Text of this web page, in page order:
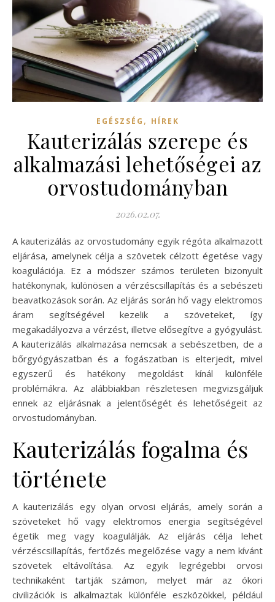
EGÉSZSÉG , HÍREK
Kauterizálás szerepe és
alkalmazási lehetőségei az
orvostudományban
2026.02.07.
A kauterizálás az orvostudomány egyik régóta alkalmazott
eljárása, amelynek célja a szövetek célzott égetése vagy
koagulációja. Ez a módszer számos területen bizonyult
hatékonynak, különösen a vérzéscsillapítás és a sebészeti
beavatkozások során. Az eljárás során hő vagy elektromos
áram segítségével kezelik a szöveteket, így
megakadályozva a vérzést, illetve elősegítve a gyógyulást.
A kauterizálás alkalmazása nemcsak a sebészetben, de a
bőrgyógyászatban és a fogászatban is elterjedt, mivel
egyszerű és hatékony megoldást kínál különféle
problémákra. Az alábbiakban részletesen megvizsgáljuk
ennek az eljárásnak a jelentőségét és lehetőségeit az
orvostudományban.
Kauterizálás fogalma és
története
A kauterizálás egy olyan orvosi eljárás, amely során a
szöveteket hő vagy elektromos energia segítségével
égetik meg vagy koagulálják. Az eljárás célja lehet
vérzéscsillapítás, fertőzés megelőzése vagy a nem kívánt
szövetek eltávolítása. Az egyik legrégebbi orvosi
technikaként tartják számon, melyet már az ókori
civilizációk is alkalmaztak különféle eszközökkel, például